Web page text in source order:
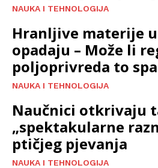
NAUKA I TEHNOLOGIJA
Hranljive materije
opadaju – Može li
poljoprivreda to
NAUKA I TEHNOLOGIJA
Naučnici otkrivaju
„spektakularne
ptičjeg pjevanja
NAUKA I TEHNOLOGIJA